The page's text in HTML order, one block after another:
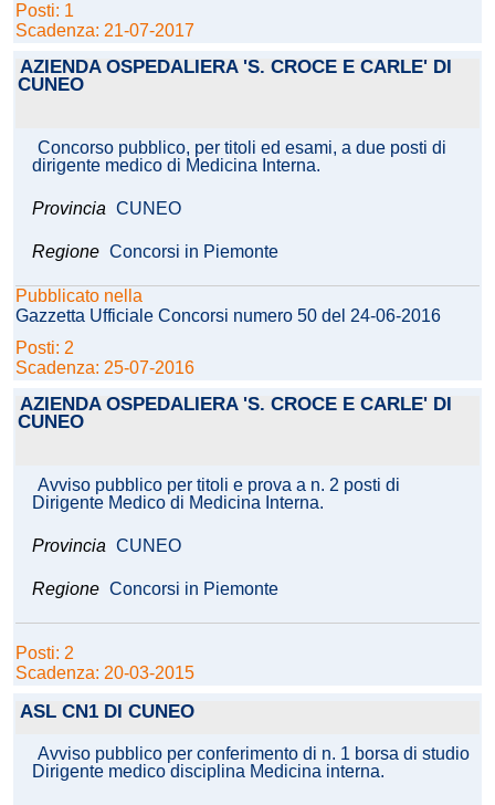
Posti: 1
Scadenza: 21-07-2017
AZIENDA OSPEDALIERA 'S. CROCE E CARLE' DI
CUNEO
Concorso pubblico, per titoli ed esami, a due posti di
dirigente medico di Medicina Interna.
Provincia CUNEO
Regione Concorsi in Piemonte
Pubblicato nella
Gazzetta Ufficiale Concorsi numero 50 del 24-06-2016
Posti: 2
Scadenza: 25-07-2016
AZIENDA OSPEDALIERA 'S. CROCE E CARLE' DI
CUNEO
Avviso pubblico per titoli e prova a n. 2 posti di
Dirigente Medico di Medicina Interna.
Provincia CUNEO
Regione Concorsi in Piemonte
Posti: 2
Scadenza: 20-03-2015
ASL CN1 DI CUNEO
Avviso pubblico per conferimento di n. 1 borsa di studio
Dirigente medico disciplina Medicina interna.